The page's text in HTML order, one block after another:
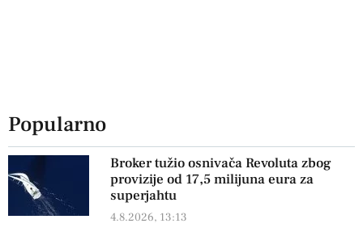
Popularno
Broker tužio osnivača Revoluta zbog
provizije od 17,5 milijuna eura za
superjahtu
4.8.2026, 13:13